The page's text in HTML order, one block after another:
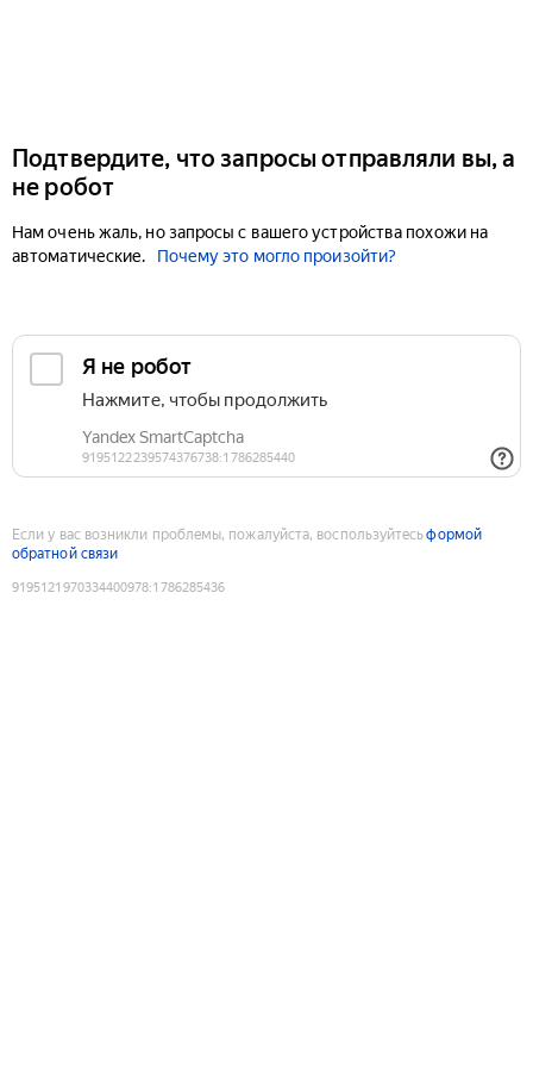
Подтвердите, что запросы отправляли вы, а
не робот
Нам очень жаль, но запросы с вашего устройства похожи на
автоматические.
Почему это могло произойти?
Если у вас возникли проблемы, пожалуйста, воспользуйтесьформой
обратной связи
9195121970334400978:1786285436